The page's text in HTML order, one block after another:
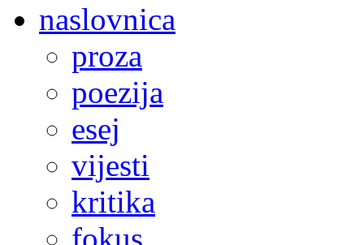
naslovnica
proza
poezija
esej
vijesti
kritika
fokus